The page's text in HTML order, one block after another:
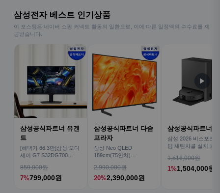
삼성전자 베스트 인기상품
이 포스팅은 네이버 쇼핑 커넥트 활동의 일환으로, 이에 따른 일정액의 수수료를 제
공받습니다.
삼성공식파트너 유겐
트
[혜택가 66.3만]삼성 오디
세이 G7 S32DG700
859,000원
7%799,000원
삼성공식파트너 다솜
프라자
삼성 Neo QLED
189cm(75인치)
TV
2,990,000원
20%2,390,000원
삼성공식파트너
삼성 2026 비스포크
팀 새틴차콜 설치 보
1,516,000원
1%1,504,000원
▶